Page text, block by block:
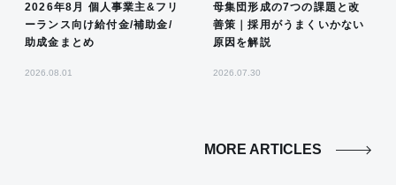
2026年8月 個人事業主&フリ
ーランス向け給付金/補助金/
助成金まとめ
2026.08.01
母集団形成の7つの課題と改
善策｜採用がうまくいかない
原因を解説
2026.07.30
MORE ARTICLES